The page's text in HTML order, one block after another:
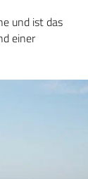
und ist das
einer